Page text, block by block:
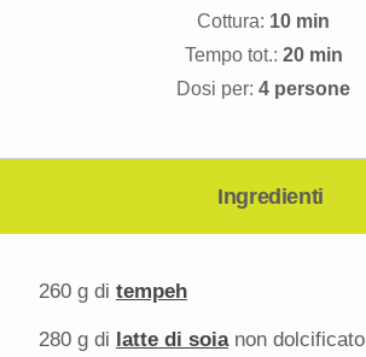
Cottura: 10 min
Tempo tot.: 20 min
Dosi per: 4 persone
Ingredienti
260 g di tempeh
280 g di latte di soianon dolcificato